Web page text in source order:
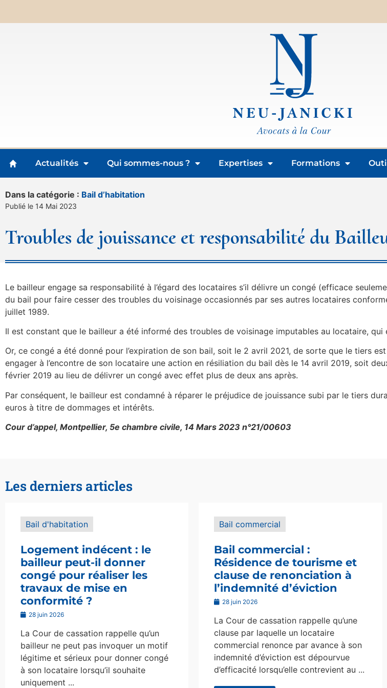
Actualités Qui sommes-nous ? Expertises Formations
Dans la catégorie : Bail d’habitation
Publié le 14 Mai 2023
Troubles de jouissance et responsabilité du
Le bailleur engage sa responsabilité à l’égard des locataires s’il délivre un congé (efficace
du bail pour faire cesser des troubles du voisinage occasionnés par ses autres locataires
juillet 1989.
Il est constant que le bailleur a été informé des troubles de voisinage imputables au locataire,
Or, ce congé a été donné pour l’expiration de son bail, soit le 2 avril 2021, de sorte que le tiers
engager à l’encontre de son locataire une action en résiliation du bail dès le 14 avril 2019, soit
février 2019 au lieu de délivrer un congé avec effet plus de deux ans après.
Par conséquent, le bailleur est condamné à réparer le préjudice de jouissance subi par le tiers
euros à titre de dommages et intérêts.
Cour d’appel, Montpellier, 5e chambre civile, 14 Mars 2023 n°21/00603
Les derniers articles
Bail d'habitation
Logement indécent : le
bailleur peut-il donner
congé pour réaliser les
travaux de mise en
conformité ?
28 juin 2026
La Cour de cassation rappelle qu’un
bailleur ne peut pas invoquer un motif
légitime et sérieux pour donner congé
à son locataire lorsqu’il souhaite
uniquement ...
Bail commercial
Bail commercial :
Résidence de tourisme et
clause de renonciation à
l’indemnité d’éviction
28 juin 2026
La Cour de cassation rappelle qu’une
clause par laquelle un locataire
commercial renonce par avance à son
indemnité d’éviction est dépourvue
d’efficacité lorsqu’elle contrevient au ...